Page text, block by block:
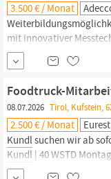
3.500 € / Monat
mit innovativer
(Vollzeit) gemäß
Bereitschaft zur
VollzeitArbeitsbeginn:
richten sich an...
Foodtruck-
08.07.2026 Tirol, Kufstein,
2.500 € / Monat Eurest
Kundlsuchen wir ab
Kundl | 40 WSTD
Facts Bereich: